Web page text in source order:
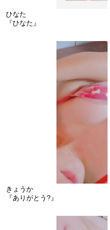
ひなた
『ひなた』
きょうか
『ありがとう?』